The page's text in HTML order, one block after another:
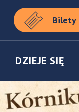
Bilety
DZIEJE SIĘ